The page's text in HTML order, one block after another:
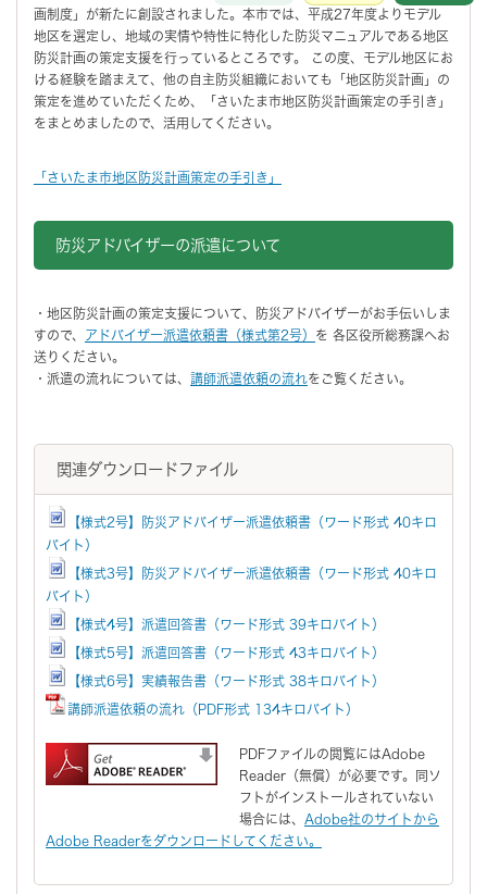
画制度」が新たに創設されました。本市では、平成27年度よりモデル
地区を選定し、地域の実情や特性に特化した防災マニュアルである地区
防災計画の策定支援を行っているところです。 この度、モデル地区にお
ける経験を踏まえて、他の自主防災組織においても「地区防災計画」の
策定を進めていただくため、「さいたま市地区防災計画策定の手引き」
をまとめましたので、活用してください。
「さいたま市地区防災計画策定の手引き」
防災アドバイザーの派遣について
・地区防災計画の策定支援について、防災アドバイザーがお手伝いしま
すので、 アドバイザー派遣依頼書（様式第2号） を 各区役所総務課へお
送りください。
・派遣の流れについては、 講師派遣依頼の流れをご覧ください。
関連ダウンロードファイル
【様式2号】防災アドバイザー派遣依頼書（ワード形式 40キロ
バイト）
【様式3号】防災アドバイザー派遣依頼書（ワード形式 40キロ
バイト）
【様式4号】派遣回答書（ワード形式 39キロバイト）
【様式5号】派遣回答書（ワード形式 43キロバイト）
【様式6号】実績報告書（ワード形式 38キロバイト）
講師派遣依頼の流れ（PDF形式 134キロバイト）
PDFファイルの閲覧にはAdobe
Reader（無償）が必要です。同ソ
フトがインストールされていない
場合には、 Adobe社のサイトから
Adobe Readerをダウンロードしてください。